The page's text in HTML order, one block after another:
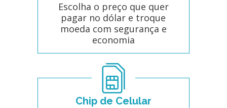
Escolha o preço que quer
pagar no dólar e troque
moeda com segurança e
economia
Chip de Celular